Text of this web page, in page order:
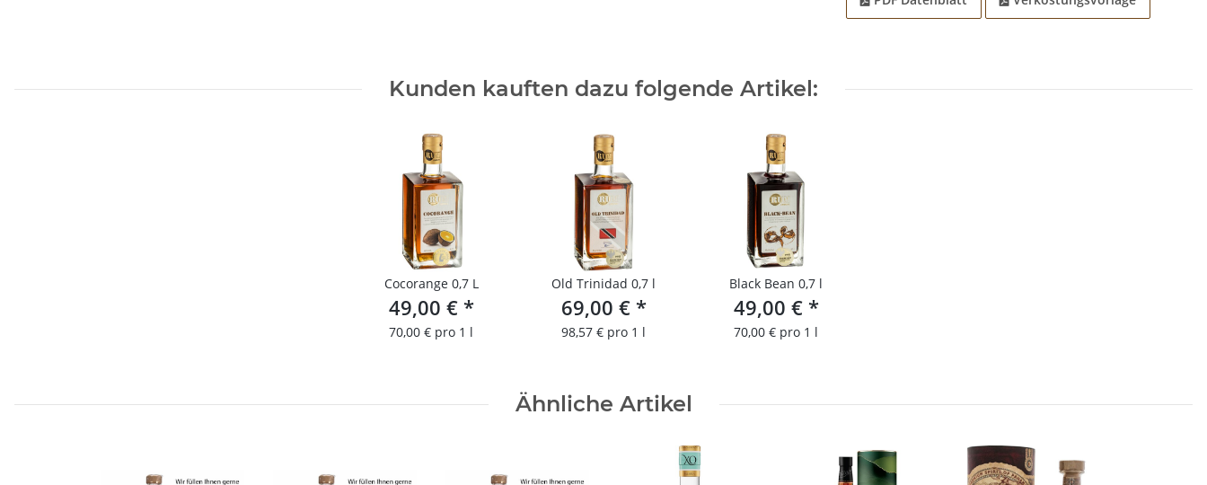
Kunden kauften dazu folgende Artikel:
Cocorange 0,7 L
49,00 € *
70,00 € pro 1 l
Old Trinidad 0,7 l
69,00 € *
98,57 € pro 1 l
Black Bean 0,7 l
49,00 € *
70,00 € pro 1 l
Ähnliche Artikel